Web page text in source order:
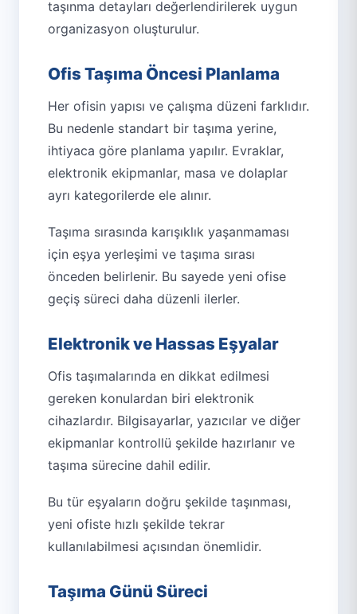
taşınma detayları değerlendirilerek uygun
organizasyon oluşturulur.
Ofis Taşıma Öncesi Planlama
Her ofisin yapısı ve çalışma düzeni farklıdır.
Bu nedenle standart bir taşıma yerine,
ihtiyaca göre planlama yapılır. Evraklar,
elektronik ekipmanlar, masa ve dolaplar
ayrı kategorilerde ele alınır.
Taşıma sırasında karışıklık yaşanmaması
için eşya yerleşimi ve taşıma sırası
önceden belirlenir. Bu sayede yeni ofise
geçiş süreci daha düzenli ilerler.
Elektronik ve Hassas Eşyalar
Ofis taşımalarında en dikkat edilmesi
gereken konulardan biri elektronik
cihazlardır. Bilgisayarlar, yazıcılar ve diğer
ekipmanlar kontrollü şekilde hazırlanır ve
taşıma sürecine dahil edilir.
Bu tür eşyaların doğru şekilde taşınması,
yeni ofiste hızlı şekilde tekrar
kullanılabilmesi açısından önemlidir.
Taşıma Günü Süreci